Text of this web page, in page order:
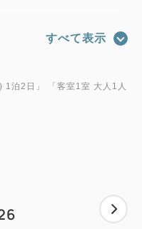
ーブル完備、電話、
庫（中身は空）、ズボ
器
ープ（ポンプ式）、
、
すべて表示
1泊2日 」 「客室1室 大人1人